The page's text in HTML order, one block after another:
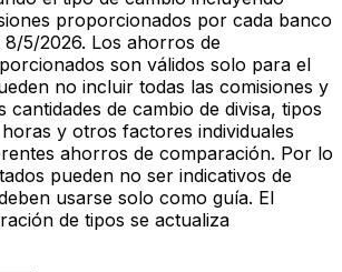
proporcionados por cada banco
8/5/2026. Los ahorros de
son válidos solo para el
no incluir todas las comisiones y
cantidades de cambio de divisa, tipos
y otros factores individuales
ahorros de comparación. Por lo
pueden no ser indicativos de
usarse solo como guía. El
de tipos se actualiza